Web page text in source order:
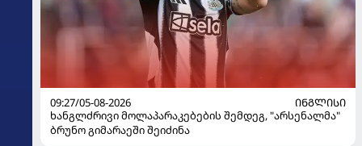
09:27/05-08-2026
ᲘᲜᲒᲚᲘᲡᲘ
ხანგლძრივი მოლაპარაკებების შემდეგ, "არსენალმა"
ბრუნო გიმარაეში შეიძინა